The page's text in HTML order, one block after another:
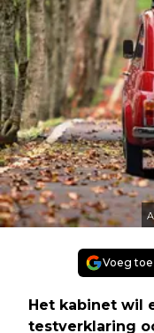
Voeg
Het kabinet wil
testverklaring